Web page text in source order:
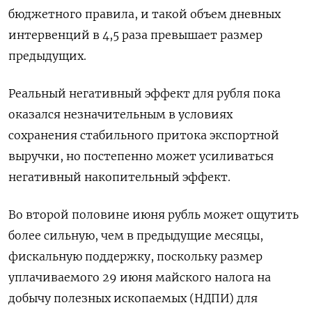
бюджетного правила, и такой объем дневных
интервенций в 4,5 раза превышает размер
предыдущих.
Реальный негативный эффект для рубля пока
оказался незначительным в условиях
сохранения стабильного притока экспортной
выручки, но постепенно может усиливаться
негативный накопительный эффект.
Во второй половине июня рубль может ощутить
более сильную, чем в предыдущие месяцы,
фискальную поддержку, поскольку размер
уплачиваемого 29 июня майского налога на
добычу полезных ископаемых (НДПИ) для